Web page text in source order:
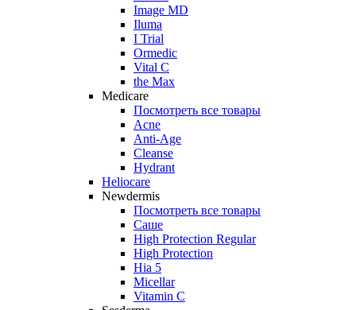
Image MD
Iluma
I Trial
Ormedic
Vital C
the Max
Medicare
Посмотреть все товары
Acne
Anti‑Age
Cleanse
Hydrant
Heliocare
Newdermis
Посмотреть все товары
Саше
High Protection Regular
High Protection
Hia 5
Micellar
Vitamin C